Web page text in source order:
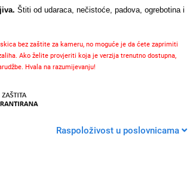
Štiti od udaraca, nečistoće, padova, ogrebotina i
bez zaštite za kameru, no moguće je da ćete zaprimiti
Ako želite provjeriti koja je verzija trenutno dostupna,
Hvala na razumijevanju!
Raspoloživost u poslovnicama